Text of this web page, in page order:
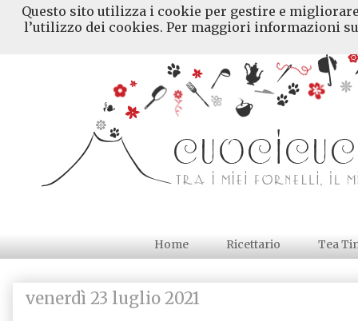
Home Ricettario Tea
venerdì 23 luglio 2021
Questo sito utilizza i cookie per gestire e
l’utilizzo dei cookies. Per maggiori informazioni